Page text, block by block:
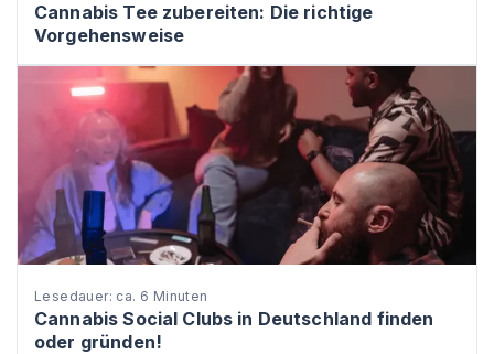
Cannabis Tee zubereiten: Die richtige
Vorgehensweise
Lesedauer: ca. 6 Minuten
Cannabis Social Clubs in Deutschland finden
oder gründen!